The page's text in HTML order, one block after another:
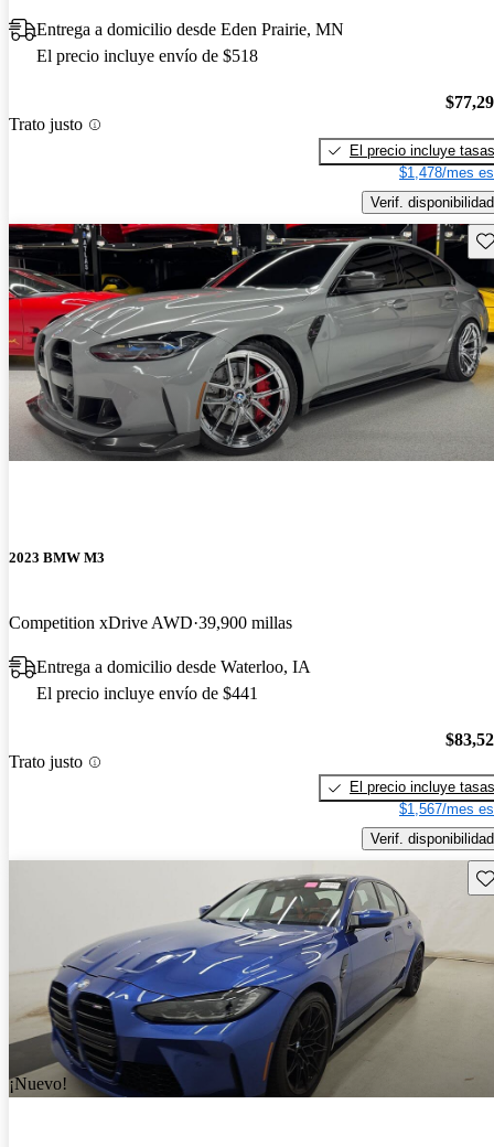
Entrega a domicilio desde Eden Prairie, MN
El precio incluye envío de $518
Trato justo
El precio incluye tasas
$1,478/mes
Verif. disponibilidad
2023 BMW M3
Competition xDrive AWD 39,900 millas
Entrega a domicilio desde Waterloo, IA
El precio incluye envío de $441
Trato justo
El precio incluye tasas
$1,567/mes
Verif. disponibilidad
¡Nuevo!